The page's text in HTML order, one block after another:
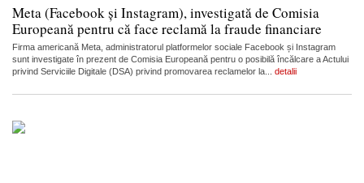
Meta (Facebook și Instagram), investigată de Comisia
Europeană pentru că face reclamă la fraude financiare
Firma americană Meta, administratorul platformelor sociale Facebook și Instagram
sunt investigate în prezent de Comisia Europeană pentru o posibilă încălcare a Actului
privind Serviciile Digitale (DSA) privind promovarea reclamelor la... detalii